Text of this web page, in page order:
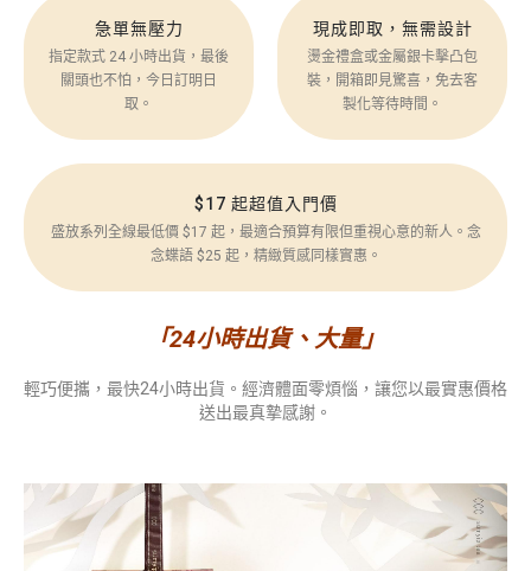
急單無壓力
指定款式 24 小時出貨，最後
關頭也不怕，今日訂明日
取。
現成即取，無需設計
燙金禮盒或金屬銀卡擊凸包
裝，開箱即見驚喜，免去客
製化等待時間。
$17 起超值入門價
盛放系列全線最低價 $17 起，最適合預算有限但重視心意的新人。念
念蝶語 $25 起，精緻質感同樣實惠。
「24小時出貨、大量」
輕巧便攜，最快24小時出貨。經濟體面零煩惱，讓您以最實惠價格
送出最真摯感謝。